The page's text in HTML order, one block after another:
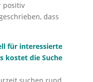
positiv
dass
für interessierte
kostet die Suche